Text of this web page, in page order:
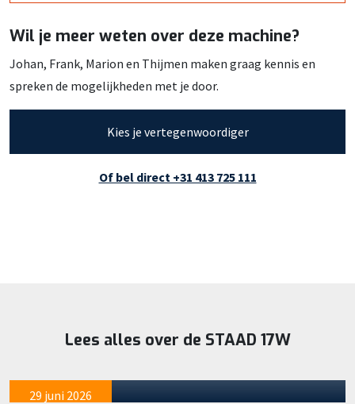
Wil je meer weten over deze machine?
Johan, Frank, Marion en Thijmen maken graag kennis en
spreken de mogelijkheden met je door.
Kies je vertegenwoordiger
Of bel direct +31 413 725 111
Lees alles over de STAAD 17W
29 juni 2026